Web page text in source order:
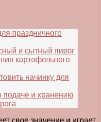
праздничного
и сытный пирог
картофельного
начинку для
подаче и хранению